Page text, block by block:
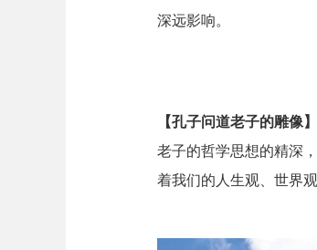
深远影响。
【孔子问道老子的雕像】
老子的哲学思想的精深
着我们的人生观、世界